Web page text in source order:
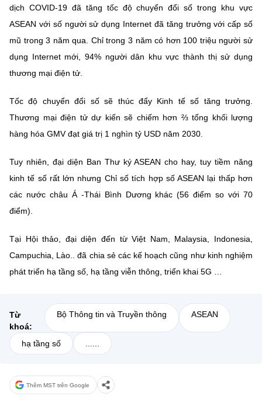
dịch COVID-19 đã tăng tốc độ chuyển đổi số trong khu vực
ASEAN với số người sử dụng Internet đã tăng trưởng với cấp số
mũ trong 3 năm qua. Chỉ trong 3 năm có hơn 100 triệu người sử
dụng Internet mới, 94% người dân khu vực thành thị sử dụng
thương mại điện tử.
Tốc độ chuyển đổi số sẽ thúc đẩy Kinh tế số tăng trưởng.
Thương mại điện tử dự kiến sẽ chiếm hơn ⅔ tổng khối lượng
hàng hóa GMV đạt giá trị 1 nghìn tỷ USD năm 2030.
Tuy nhiên, đại diện Ban Thư ký ASEAN cho hay, tuy tiềm năng
kinh tế số rất lớn nhưng Chỉ số tích hợp số ASEAN lại thấp hơn
các nước châu Á -Thái Bình Dương khác (56 điểm so với 70
điểm).
Tại Hội thảo, đại diện đến từ Việt Nam, Malaysia, Indonesia,
Campuchia, Lào.. đã chia sẻ các kế hoạch cũng như kinh nghiệm
phát triển hạ tầng số, hạ tầng viễn thông, triển khai 5G …
Từ
khoá:
Bộ Thông tin và Truyền thông ASEAN
hạ tầng số ......
Thêm MST trên Google